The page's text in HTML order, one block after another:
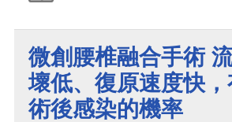
微創腰椎融合手術
壞低、復原速度快
術後感染的機率